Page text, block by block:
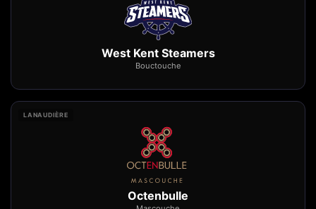
West Kent Steamers
Bouctouche
LANAUDIÈRE
Octenbulle